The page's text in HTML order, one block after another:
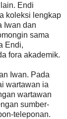
Endi
koleksi lengkap
Iwan dan
sama
Endi,
fora akademik.
Iwan. Pada
wartawan ia
wartawan
sumber-
teleponan.